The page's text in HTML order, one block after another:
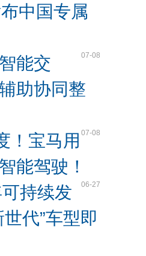
中国专属
07-08
能交
助协同整
07-08
！宝马用
能驾驶！
06-27
持续发
代”车型即